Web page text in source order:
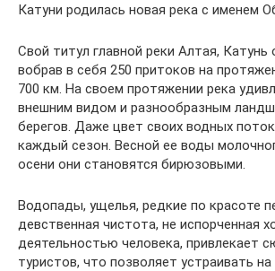
Катуни родилась новая река с именем
Свой титул главной реки Алтая, Катунь
вобрав в себя 250 притоков на
700 км. На своем протяжении река
внешним видом и разнообразным
берегов. Даже цвет своих водных
каждый сезон. Весной ее воды
осени они становятся бирюзовыми.
Водопады, ущелья, редкие по красоте
девственная чистота, не испорченная
деятельностью человека, привлекает
туристов, что позволяет устраивать на